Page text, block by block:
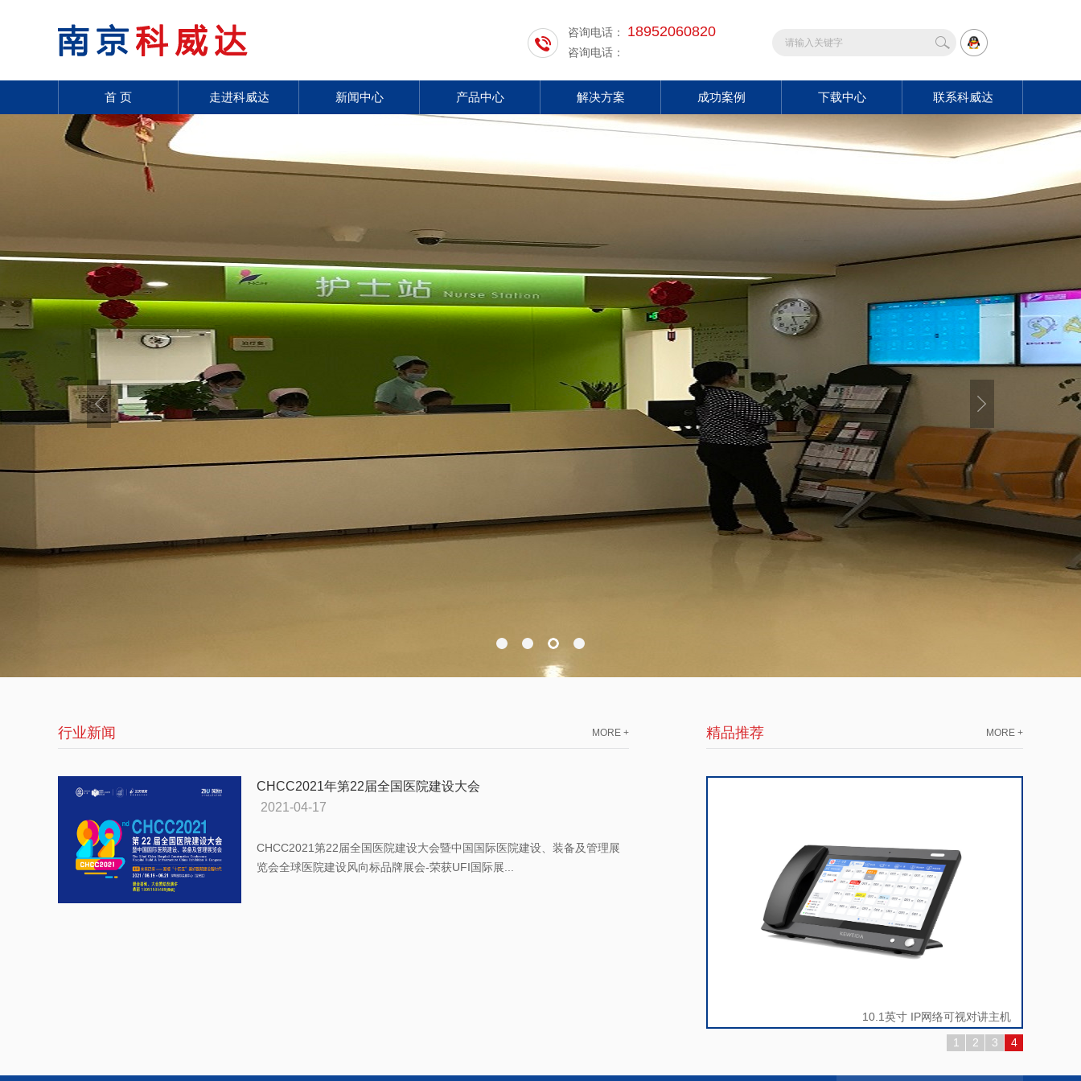
咨询电话： 18952060820
咨询电话：
首 页 走进科威达 新闻中心 产品中心 解决方案 成功案例 下载中心 联系科威达
行业新闻 MORE +
CHCC2021年第22届全国医院建设大会
2021-04-17
CHCC2021第22届全国医院建设大会暨中国国际医院建设、装备及管理展
览会全球医院建设风向标品牌展会-荣获UFI国际展...
精品推荐 MORE +
1 2 3 4
10.1英寸 IP网络可视对讲主机